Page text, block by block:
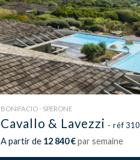
BONIFACIO - SPERONE
Cavallo & Lavezzi - réf 310
A partir de 12 840 €par semaine